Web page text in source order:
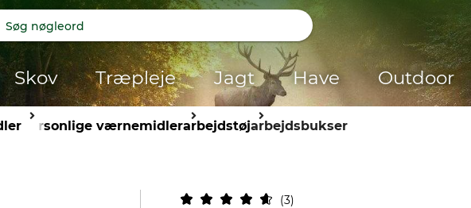
Skov Træpleje Jagt Have Outdoor
personlige værnemidlerarbejdstøjarbejdsbukser
3